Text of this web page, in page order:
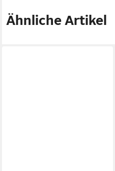
Ähnliche Artikel